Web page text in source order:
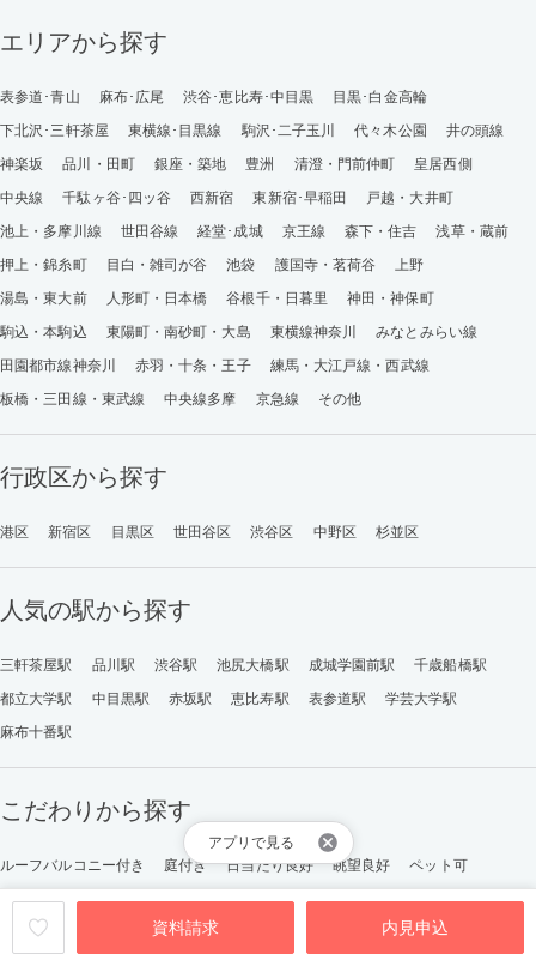
資料請求 内見申込
アプリで見る
エリアから探す
表参道･青山 麻布･広尾 渋谷･恵比寿･中目黒
目黒･白金高輪
下北沢･三軒茶屋
東横線･目黒線 駒沢･二子玉川 代々木公園
井の頭線
神楽坂
品川・田町 銀座・築地 豊洲 清澄・門前仲町
皇居西側
中央線
千駄ヶ谷･四ッ谷 西新宿 東新宿･早稲田
戸越・大井町
池上・多摩川線
世田谷線 経堂･成城 京王線 森下・住吉
浅草・蔵前
押上・錦糸町
目白・雑司が谷 池袋 護国寺・茗荷谷
上野
湯島・東大前
人形町・日本橋 谷根千・日暮里
神田・神保町
駒込・本駒込
東陽町・南砂町・大島 東横線神奈川
みなとみらい線
田園都市線神奈川
赤羽・十条・王子
練馬・大江戸線・西武線
板橋・三田線・東武線
中央線多摩 京急線 その他
行政区から探す
港区 新宿区 目黒区 世田谷区 渋谷区 中野区 杉並区
人気の駅から探す
三軒茶屋駅 品川駅 渋谷駅 池尻大橋駅 成城学園前駅
千歳船橋駅
都立大学駅
中目黒駅 赤坂駅 恵比寿駅 表参道駅
学芸大学駅
麻布十番駅
こだわりから探す
ルーフバルコニー付き 庭付き 日当たり良好 眺望良好
ペット可
ひとり暮らし向け
ふたり暮らし向け ファミリー向け